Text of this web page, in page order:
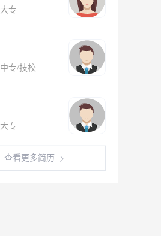
大专
中专/技校
大专
查看更多简历